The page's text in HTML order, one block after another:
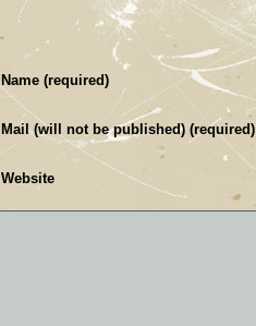
Name (required)
Mail (will not be published) (required)
Website